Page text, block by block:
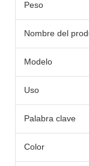
Peso
Nombre del
Modelo
Uso
Palabra clave
Color